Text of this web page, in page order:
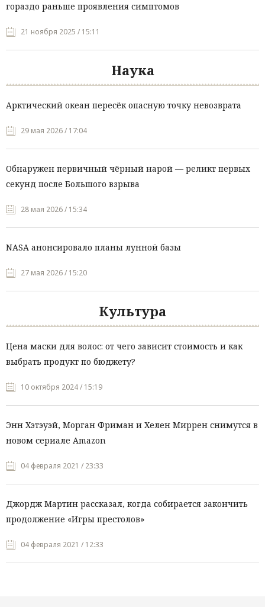
гораздо раньше проявления симптомов
21 ноября 2025 / 15:11
Наука
Арктический океан пересёк опасную точку невозврата
29 мая 2026 / 17:04
Обнаружен первичный чёрный нарой — реликт первых
секунд после Большого взрыва
28 мая 2026 / 15:34
NASA анонсировало планы лунной базы
27 мая 2026 / 15:20
Культура
Цена маски для волос: от чего зависит стоимость и как
выбрать продукт по бюджету?
10 октября 2024 / 15:19
Энн Хэтэуэй, Морган Фриман и Хелен Миррен снимутся в
новом сериале Amazon
04 февраля 2021 / 23:33
Джордж Мартин рассказал, когда собирается закончить
продолжение «Игры престолов»
04 февраля 2021 / 12:33